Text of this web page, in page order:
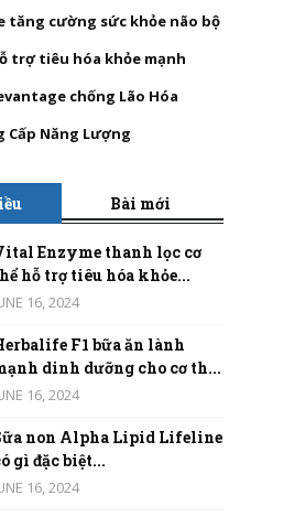
tăng cường sức khỏe não bộ
trợ tiêu hóa khỏe mạnh
chống Lão Hóa
Cấp Năng Lượng
Bài mới
Enzyme thanh lọc cơ
hỗ trợ tiêu hóa khỏe...
16, 2024
F1 bữa ăn lành
dinh dưỡng cho cơ th...
16, 2024
non Alpha Lipid Lifeline
gì đặc biệt...
16, 2024